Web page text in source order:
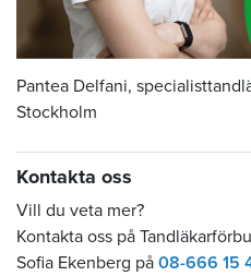
Pantea Delfani,
Stockholm
Kontakta oss
Vill du veta mer?
Kontakta oss på
Sofia Ekenberg på 08-666 15